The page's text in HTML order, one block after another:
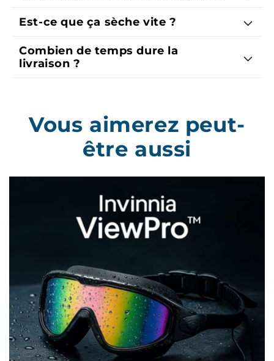
Est-ce que ça sèche vite ?
Combien de temps dure la
livraison ?
Vous aimerez peut-
être aussi